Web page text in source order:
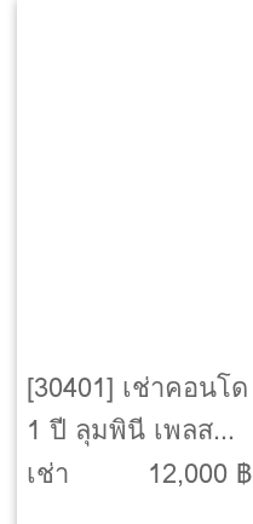
[30401] เช่าคอนโด
1 ปี ลุมพินี เพลส
ปิ่นเกล้า 2
เช่า
12,000 ฿